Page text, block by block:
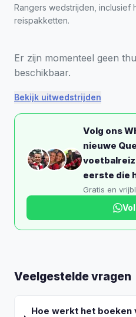
Rangers wedstrijden, inclusief
reispakketten.
Er zijn momenteel geen
beschikbaar.
Bekijk uitwedstrijden
Volg ons
nieuwe
eerste die
Gratis en
Veelgestelde vragen
Hoe werkt het boeken